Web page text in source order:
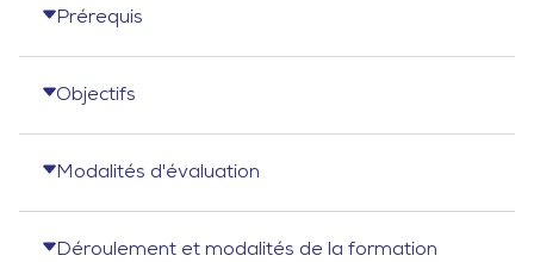
Prérequis
Objectifs
Modalités d'évaluation
Déroulement et modalités de la formation